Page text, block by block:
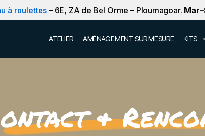
à roulettes– 6E, ZA de Bel Orme – Ploumagoar.
ATELIER AMÉNAGEMENT SUR MESURE KITS
&